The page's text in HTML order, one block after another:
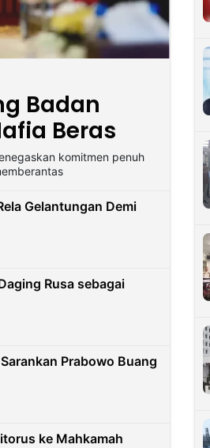
Badan
Beras
komitmen penuh
Gelantungan Demi
Rusa sebagai
Prabowo Buang
ke Mahkamah